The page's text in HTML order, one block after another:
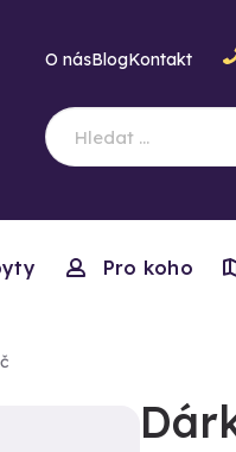
O násBlogKontakt
Pro koho